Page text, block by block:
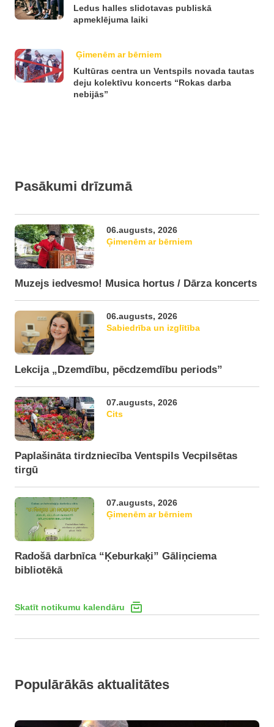
Ledus halles slidotavas publiskā
apmeklējuma laiki
Ģimenēm ar bērniem
Kultūras centra un Ventspils novada tautas
deju kolektīvu koncerts “Rokas darba
nebijās”
Pasākumi drīzumā
06.augusts, 2026
Ģimenēm ar bērniem
Muzejs iedvesmo! Musica hortus / Dārza koncerts
06.augusts, 2026
Sabiedrība un izglītība
Lekcija „Dzemdību, pēcdzemdību periods”
07.augusts, 2026
Cits
Paplašināta tirdzniecība Ventspils Vecpilsētas
tirgū
07.augusts, 2026
Ģimenēm ar bērniem
Radošā darbnīca “Ķeburkaķi” Gāliņciema
bibliotēkā
Skatīt notikumu kalendāru
Populārākās aktualitātes